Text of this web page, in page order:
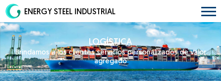
ENERGY STEEL INDUSTRIAL
LOGÍSTICA
Brindamos a los clientes servicios personalizados de valor
agregado